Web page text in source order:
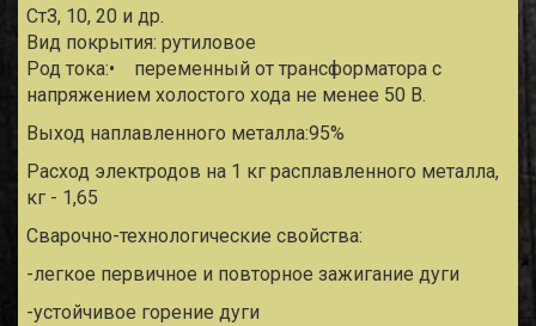
СтЗ, 10, 20 и др.
Вид покрытия: рутиловое
Род тока:• переменный от трансформатора с
напряжением холостого хода не менее 50 В.
Выход наплавленного металла:95%
Расход электродов на 1 кг расплавленного металла,
кг - 1,65
Сварочно-технологические свойства:
-легкое первичное и повторное зажигание дуги
-устойчивое горение дуги